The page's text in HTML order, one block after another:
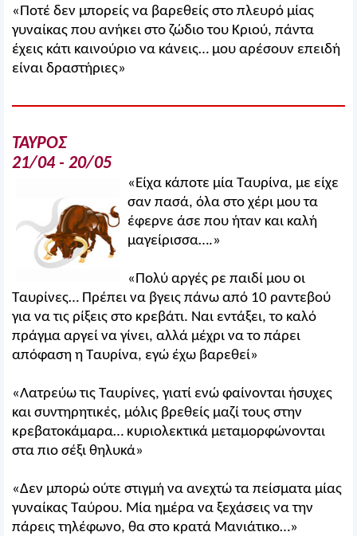
«Ποτέ δεν μπορείς να βαρεθείς στο πλευρό μίας
γυναίκας που ανήκει στο ζώδιο του Κριού, πάντα
έχεις κάτι καινούριο να κάνεις… μου αρέσουν επειδή
είναι δραστήριες»
ΤΑΥΡΟΣ
21/04 - 20/05
«Είχα κάποτε μία Ταυρίνα, με είχε
σαν πασά, όλα στο χέρι μου τα
έφερνε άσε που ήταν και καλή
μαγείρισσα….»
«Πολύ αργές ρε παιδί μου οι
Ταυρίνες… Πρέπει να βγεις πάνω από 10 ραντεβού
για να τις ρίξεις στο κρεβάτι. Ναι εντάξει, το καλό
πράγμα αργεί να γίνει, αλλά μέχρι να το πάρει
απόφαση η Ταυρίνα, εγώ έχω βαρεθεί»
«Λατρεύω τις Ταυρίνες, γιατί ενώ φαίνονται ήσυχες
και συντηρητικές, μόλις βρεθείς μαζί τους στην
κρεβατοκάμαρα… κυριολεκτικά μεταμορφώνονται
στα πιο σέξι θηλυκά»
«Δεν μπορώ ούτε στιγμή να ανεχτώ τα πείσματα μίας
γυναίκας Ταύρου. Μία ημέρα να ξεχάσεις να την
πάρεις τηλέφωνο, θα στο κρατά Μανιάτικο…»